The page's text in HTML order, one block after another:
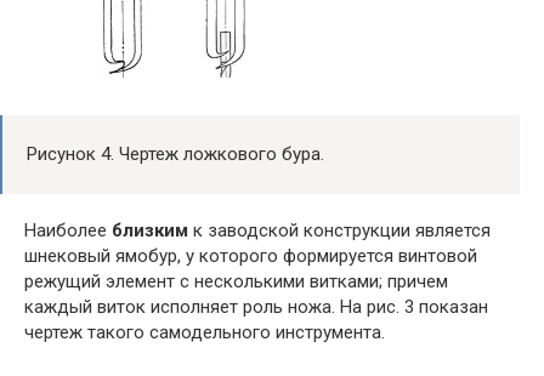
Рисунок 4. Чертеж ложкового бура.
Наиболее близким к заводской конструкции является
шнековый ямобур, у которого формируется винтовой
режущий элемент с несколькими витками; причем
каждый виток исполняет роль ножа. На рис. 3 показан
чертеж такого самодельного инструмента.